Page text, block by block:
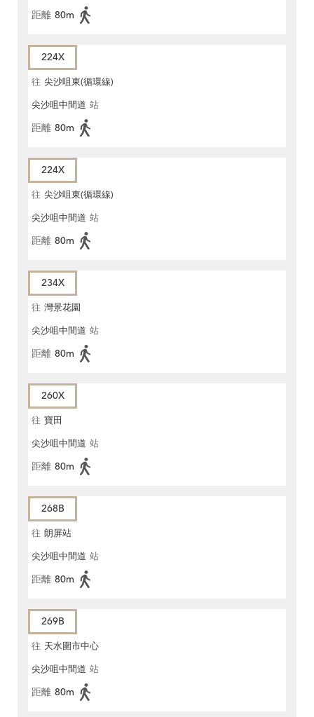
距離 80m
224X
往 尖沙咀東(循環線)
尖沙咀中間道 站
距離 80m
224X
往 尖沙咀東(循環線)
尖沙咀中間道 站
距離 80m
234X
往 灣景花園
尖沙咀中間道 站
距離 80m
260X
往 寶田
尖沙咀中間道 站
距離 80m
268B
往 朗屏站
尖沙咀中間道 站
距離 80m
269B
往 天水圍市中心
尖沙咀中間道 站
距離 80m